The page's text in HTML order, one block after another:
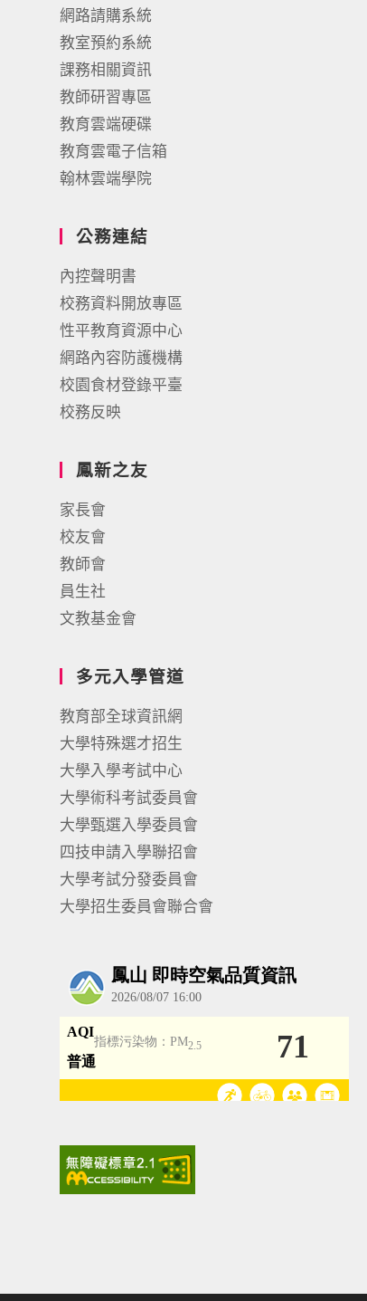
網路請購系統
教室預約系統
課務相關資訊
教師研習專區
教育雲端硬碟
教育雲電子信箱
翰林雲端學院
公務連結
內控聲明書
校務資料開放專區
性平教育資源中心
網路內容防護機構
校園食材登錄平臺
校務反映
鳳新之友
家長會
校友會
教師會
員生社
文教基金會
多元入學管道
教育部全球資訊網
大學特殊選才招生
大學入學考試中心
大學術科考試委員會
大學甄選入學委員會
四技申請入學聯招會
大學考試分發委員會
大學招生委員會聯合會